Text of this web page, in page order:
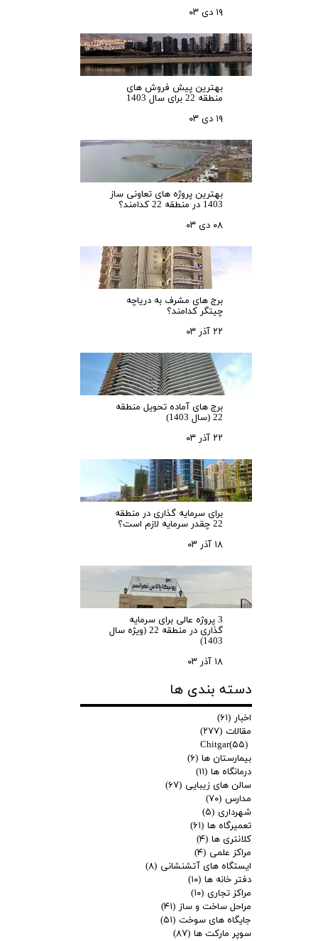
۱۹ دی ۰۳
بهترین پیش فروش های
منطقه 22 برای سال 1403
۱۹ دی ۰۳
بهترین پروژه های تعاونی ساز
1403 در منطقه 22 کدامند؟
۰۸ دی ۰۳
برج های مشرف به دریاچه
چیتگر کدامند؟
۲۲ آذر ۰۳
برج های آماده تحویل منطقه
22 (سال 1403)
۲۲ آذر ۰۳
برای سرمایه‌ گذاری در منطقه
22 چقدر سرمایه لازم است؟
۱۸ آذر ۰۳
3 پروژه عالی برای سرمایه
گذاری در منطقه 22 (ویژه سال
1403)
۱۸ آذر ۰۳
دسته بندی ها
اخبار (۶۱)
مقالات (۲۷۷)
Chitgar(۵۵)
بیمارستان ها (۶)
درمانگاه ها (۱۱)
سالن های زیبایی (۶۷)
مدارس (۷۰)
شهرداری (۵)
تعمیرگاه ها (۶۱)
کلانتری ها (۴)
مراکز علمی (۴)
ایستگاه های آتشنشانی (۸)
دفتر خانه ها (۱۰)
مراکز تجاری (۱۰)
مراحل ساخت و ساز (۴۱)
جایگاه های سوخت (۵۱)
سوپر مارکت ها (۸۷)